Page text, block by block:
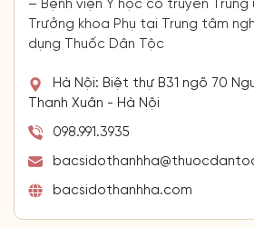
– Bệnh viện Y học cổ truyền Trung
Trưởng khoa Phụ tại Trung tâm
dụng Thuốc Dân Tộc
Hà Nội: Biệt thự B31 ngõ 70
Thanh Xuân - Hà Nội
098.991.3935
bacsidothanhha.com